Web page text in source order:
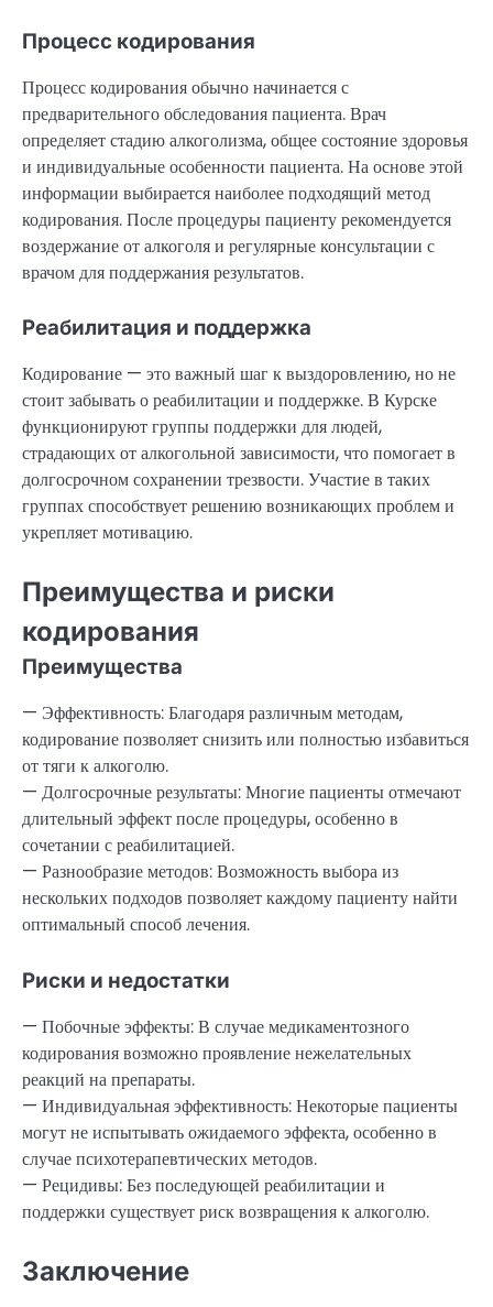
Процесс кодирования
Процесс кодирования обычно начинается с
предварительного обследования пациента. Врач
определяет стадию алкоголизма, общее состояние здоровья
и индивидуальные особенности пациента. На основе этой
информации выбирается наиболее подходящий метод
кодирования. После процедуры пациенту рекомендуется
воздержание от алкоголя и регулярные консультации с
врачом для поддержания результатов.
Реабилитация и поддержка
Кодирование — это важный шаг к выздоровлению, но не
стоит забывать о реабилитации и поддержке. В Курске
функционируют группы поддержки для людей,
страдающих от алкогольной зависимости, что помогает в
долгосрочном сохранении трезвости. Участие в таких
группах способствует решению возникающих проблем и
укрепляет мотивацию.
Преимущества и риски
кодирования
Преимущества
— Эффективность: Благодаря различным методам,
кодирование позволяет снизить или полностью избавиться
от тяги к алкоголю.
— Долгосрочные результаты: Многие пациенты отмечают
длительный эффект после процедуры, особенно в
сочетании с реабилитацией.
— Разнообразие методов: Возможность выбора из
нескольких подходов позволяет каждому пациенту найти
оптимальный способ лечения.
Риски и недостатки
— Побочные эффекты: В случае медикаментозного
кодирования возможно проявление нежелательных
реакций на препараты.
— Индивидуальная эффективность: Некоторые пациенты
могут не испытывать ожидаемого эффекта, особенно в
случае психотерапевтических методов.
— Рецидивы: Без последующей реабилитации и
поддержки существует риск возвращения к алкоголю.
Заключение